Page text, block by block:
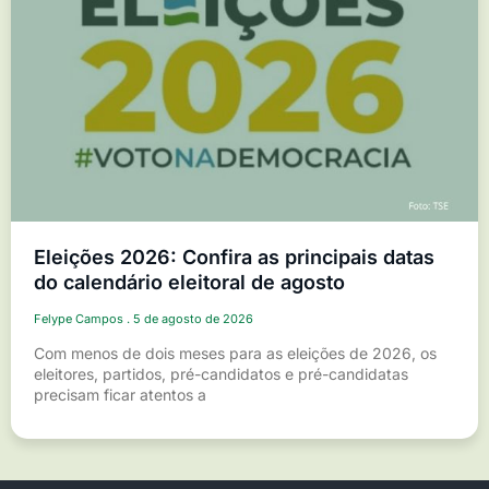
Eleições 2026: Confira as principais datas
do calendário eleitoral de agosto
Felype Campos 5 de agosto de 2026
Com menos de dois meses para as eleições de 2026, os
eleitores, partidos, pré-candidatos e pré-candidatas
precisam ficar atentos a